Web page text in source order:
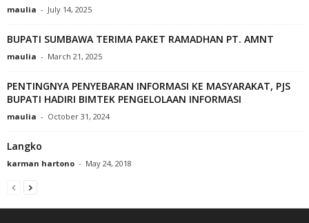
maulia - July 14, 2025
BUPATI SUMBAWA TERIMA PAKET RAMADHAN PT. AMNT
maulia - March 21, 2025
PENTINGNYA PENYEBARAN INFORMASI KE MASYARAKAT, PJS
BUPATI HADIRI BIMTEK PENGELOLAAN INFORMASI
maulia - October 31, 2024
Langko
karman hartono - May 24, 2018